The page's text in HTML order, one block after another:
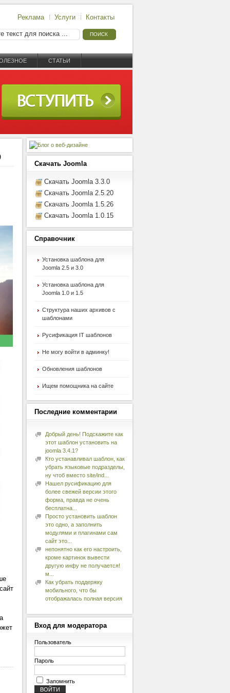
Реклама Услуги Контакты
СТАТЬИ
Скачать Joomla
Скачать Joomla 3.3.0
Скачать Joomla 2.5.20
Скачать Joomla 1.5.26
Скачать Joomla 1.0.15
Справочник
Установка шаблона для
Joomla 2.5 и 3.0
Установка шаблона для
Joomla 1.0 и 1.5
Структура наших архивов с
шаблонами
Русификация IT шаблонов
Не могу войти в админку!
Обновления шаблонов
Ищем помощника на сайте
Последниекомментарии
Добрый день! Подскажите как
этот шаблон установить на
joomla 3.4.1?
Кто устанавливал шаблон, как
убрать языковые подразделы,
ну чтоб вместо site/ind...
Нашел русификацию для
более свежей версии этого
форма, правда не очень
бесплатна...
Просто установить шаблон
это одно, а заполнить
модулями и плагинами сам
сайт это...
непонятно как его настроить,
кроме картинок вывести
другую инфу не получается!
м...
Как убрать поддержку
мобильного, что бы
отображалась полная версия
Входдля модератора
Пользователь
Пароль
Запомнить